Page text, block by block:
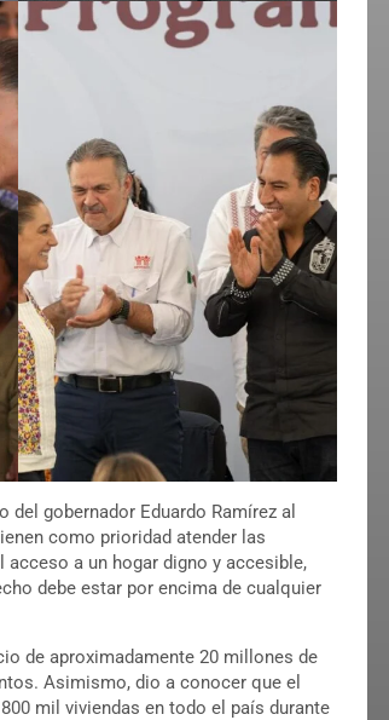
gobernador Eduardo Ramírez al
como prioridad atender las
a un hogar digno y accesible,
debe estar por encima de cualquier
de aproximadamente 20 millones de
Asimismo, dio a conocer que el
mil viviendas en todo el país durante